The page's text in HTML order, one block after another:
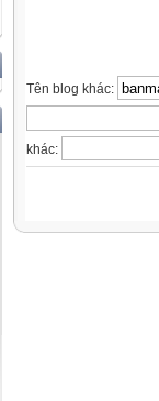
Tên blog khác:
khác: